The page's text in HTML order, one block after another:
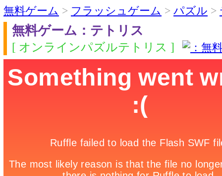
無料ゲーム > フラッシュゲーム > パズル >
無料ゲーム：テトリス
[ オンラインパズルテトリス ]